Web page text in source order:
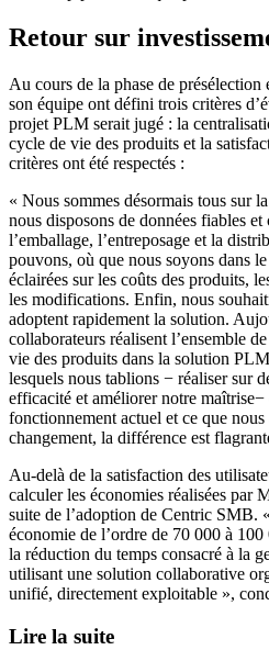
Retour sur
Au cours de la phase de
son équipe ont défini trois critères
projet PLM serait jugé : la
cycle de vie des produits et la
critères ont été respectés :
« Nous sommes désormais tous sur
nous disposons de données fiables et
l’emballage, l’entreposage et la
pouvons, où que nous soyons dans
éclairées sur les coûts des produits,
les modifications. Enfin, nous
adoptent rapidement la solution.
collaborateurs réalisent l’ensemble
vie des produits dans la solution
lesquels nous tablions − réaliser sur
efficacité et améliorer notre
fonctionnement actuel et ce que
changement, la différence est
Au-delà de la satisfaction des
calculer les économies réalisées par
suite de l’adoption de Centric SMB.
économie de l’ordre de 70 000 à 100
la réduction du temps consacré à la
utilisant une solution collaborative
unifié, directement exploitable »,
Lire la suite